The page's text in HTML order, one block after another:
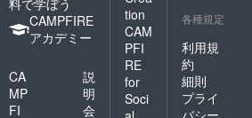
料で学ぼう
CAMPFIRE
アカデミー
CA
MP
FI
説
明
会
tion
CAM
PFI
RE
for
Soci
各種規定
利用規
約
細則
プライ